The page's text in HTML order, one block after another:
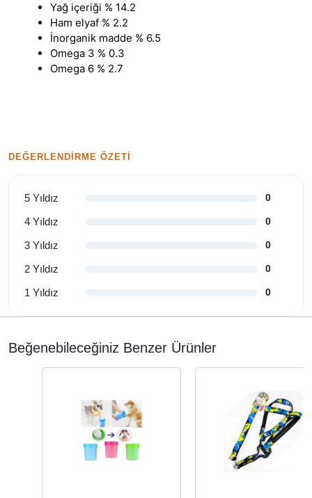
Yağ içeriği % 14.2
Ham elyaf % 2.2
İnorganik madde % 6.5
Omega 3 % 0.3
Omega 6 % 2.7
DEĞERLENDIRME ÖZETI
5 Yıldız 0
4 Yıldız 0
3 Yıldız 0
2 Yıldız 0
1 Yıldız 0
Beğenebileceğiniz Benzer Ürünler